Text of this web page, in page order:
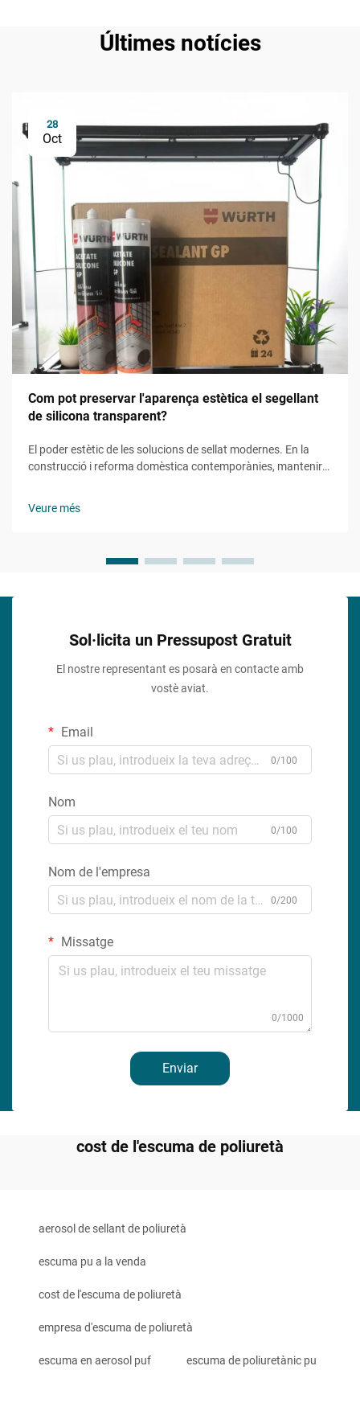
Últimes notícies
28
Oct
Com pot preservar l'aparença estètica el segellant
de silicona transparent?
El poder estètic de les solucions de sellat modernes. En la
construcció i reforma domèstica contemporànies, mantenir
Veure més
Sol·licita un Pressupost Gratuit
El nostre representant es posarà en contacte amb
vostè aviat.
Email
0/100
Nom
0/100
Nom de l'empresa
0/200
Missatge
0/1000
Enviar
cost de l'escuma de poliuretà
aerosol de sellant de poliuretà
escuma pu a la venda
cost de l'escuma de poliuretà
empresa d'escuma de poliuretà
escuma en aerosol puf escuma de poliuretànic pu